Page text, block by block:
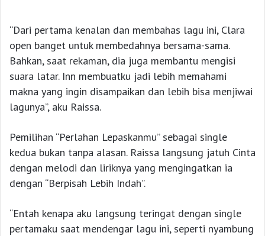
“Dari pertama kenalan dan membahas lagu ini, Clara
open banget untuk membedahnya bersama-sama.
Bahkan, saat rekaman, dia juga membantu mengisi
suara latar. Inn membuatku jadi lebih memahami
makna yang ingin disampaikan dan lebih bisa menjiwai
lagunya”, aku Raissa.
Pemilihan “Perlahan Lepaskanmu” sebagai single
kedua bukan tanpa alasan. Raissa langsung jatuh Cinta
dengan melodi dan liriknya yang mengingatkan ia
dengan “Berpisah Lebih Indah”.
“Entah kenapa aku langsung teringat dengan single
pertamaku saat mendengar lagu ini, seperti nyambung